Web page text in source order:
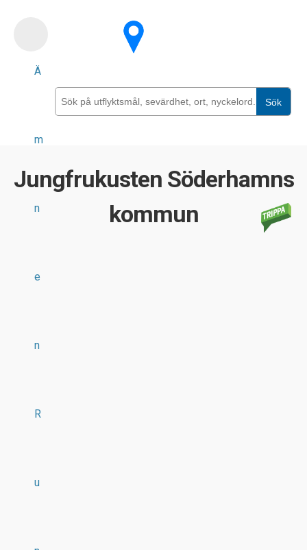
Ä
m
n
e
n
R
u
Sök
Jungfrukusten Söderhamns
kommun